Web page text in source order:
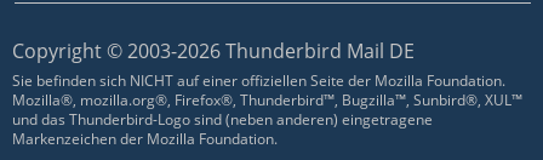
Copyright © 2003-2026 Thunderbird Mail DE
Sie befinden sich NICHT auf einer offiziellen Seite der Mozilla Foundation.
Mozilla®, mozilla.org®, Firefox®, Thunderbird™, Bugzilla™, Sunbird®, XUL™
und das Thunderbird-Logo sind (neben anderen) eingetragene
Markenzeichen der Mozilla Foundation.